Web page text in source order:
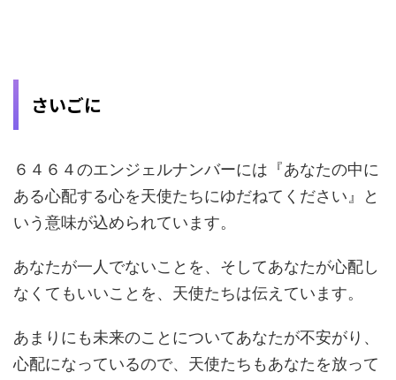
さいごに
６４６４のエンジェルナンバーには『あなたの中に
ある心配する心を天使たちにゆだねてください』と
いう意味が込められています。
あなたが一人でないことを、そしてあなたが心配し
なくてもいいことを、天使たちは伝えています。
あまりにも未来のことについてあなたが不安がり、
心配になっているので、天使たちもあなたを放って